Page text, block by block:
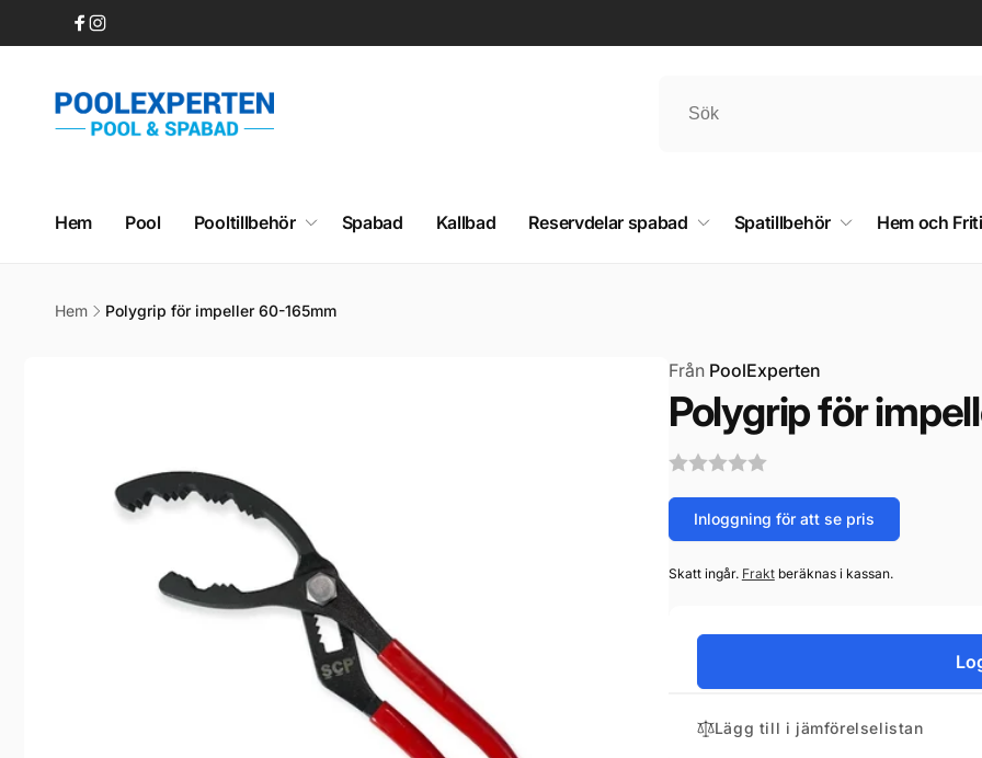
innehåll
Facebook
Instagram
Hem Pool Pooltillbehör Spabad Kallbad Reservdelar spabad Spatillbehör Hem och
Hem Polygrip för impeller 60-165mm
FrånPoolExperten
Polygrip för
Inloggning för att se pris
Skatt ingår. Fraktberäknas i kassan.
Lägg till i jämförelselistan